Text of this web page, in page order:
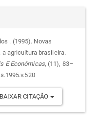
. (1995). Novas
agricultura brasileira.
E Econômicas, (11), 83–
BAIXAR CITAÇÃO